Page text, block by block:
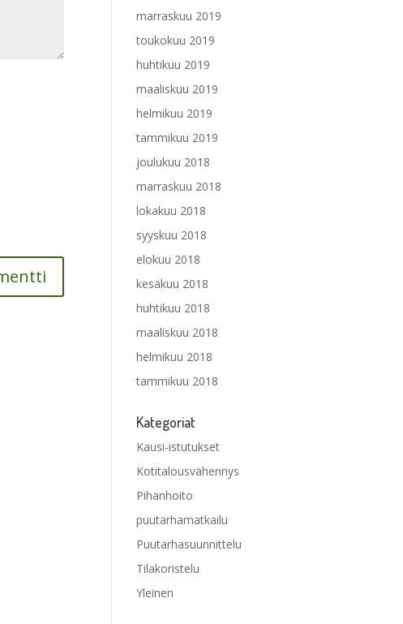
marraskuu 2019
toukokuu 2019
huhtikuu 2019
maaliskuu 2019
helmikuu 2019
tammikuu 2019
joulukuu 2018
marraskuu 2018
lokakuu 2018
syyskuu 2018
elokuu 2018
kesäkuu 2018
huhtikuu 2018
maaliskuu 2018
helmikuu 2018
tammikuu 2018
Kategoriat
Kausi-istutukset
Kotitalousvähennys
Pihanhoito
puutarhamatkailu
Puutarhasuunnittelu
Tilakoristelu
Yleinen